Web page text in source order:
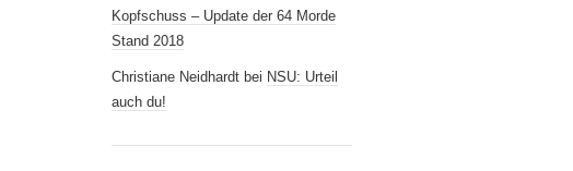
Kopfschuss – Update der 64 Morde
Stand 2018
Christiane Neidhardt bei NSU: Urteil
auch du!